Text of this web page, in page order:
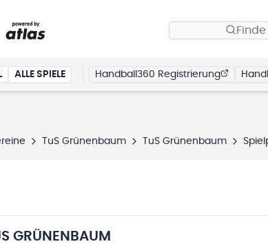
ALLE SPIELE Handball360 Registrierung
TuS Grünenbaum TuS Grünenbaum
GRÜNENBAUM